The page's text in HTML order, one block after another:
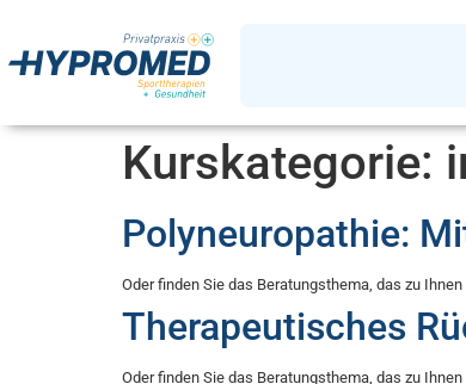
Kurskategorie:
Polyneuropathie:
Oder finden Sie das Beratungsthema, das zu
Therapeutisches
Oder finden Sie das Beratungsthema, das zu